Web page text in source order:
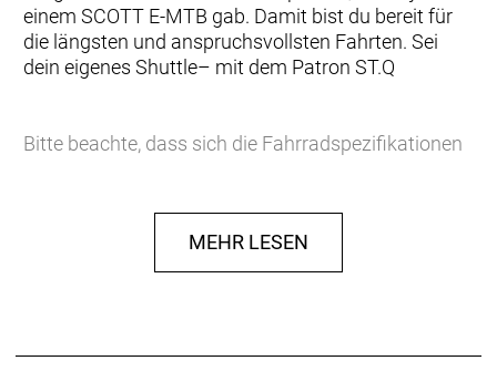
einem SCOTT E-MTB gab. Damit bist du bereit für
die längsten und anspruchsvollsten Fahrten. Sei
dein eigenes Shuttle– mit dem Patron ST.Q
Bitte beachte, dass sich die Fahrradspezifikationen
Rahmen: Carbon Main Frame, Alloy SST-CST,
Interface, 12x148mm with 55mm Chainline, Bosch
MEHR LESEN